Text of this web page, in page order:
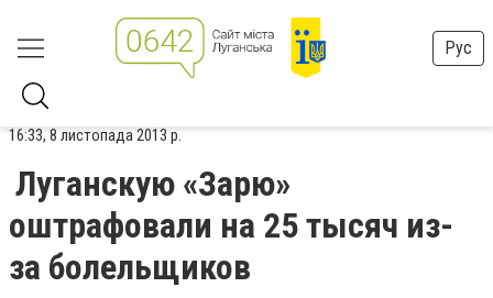
Рус
16:33, 8 листопада 2013 р.
Луганскую «Зарю»
оштрафовали на 25 тысяч из-
за болельщиков